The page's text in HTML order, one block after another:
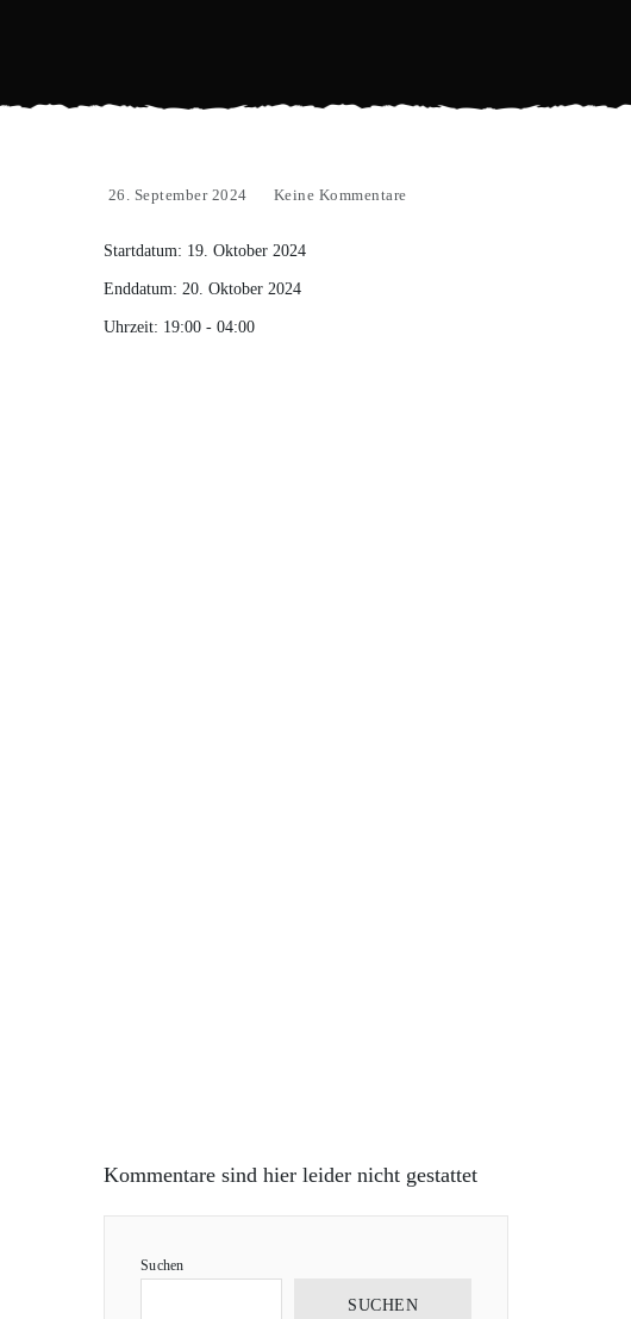
26. September 2024 Keine Kommentare
Startdatum: 19. Oktober 2024
Enddatum: 20. Oktober 2024
Uhrzeit: 19:00 - 04:00
Kommentare sind hier leider nicht gestattet
Suchen
SUCHEN